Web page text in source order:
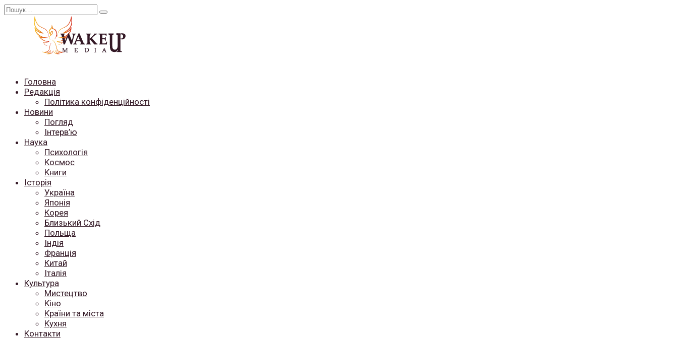
Перейти
Search
Головна
Редакція
Політика конфіденційності
Новини
Погляд
Інтерв’ю
Наука
Психологія
Космос
Книги
Історія
Україна
Японія
Корея
Близький Схід
Польща
Індія
Франція
Китай
Італія
Культура
Мистецтво
Кіно
Країни та міста
Кухня
Контакти